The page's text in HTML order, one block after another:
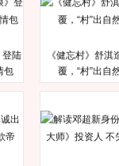
登陆
包
《健忘村》舒淇
覆，“村”出自